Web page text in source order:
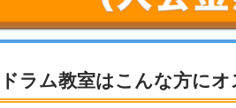
ラム教室はこんな方に